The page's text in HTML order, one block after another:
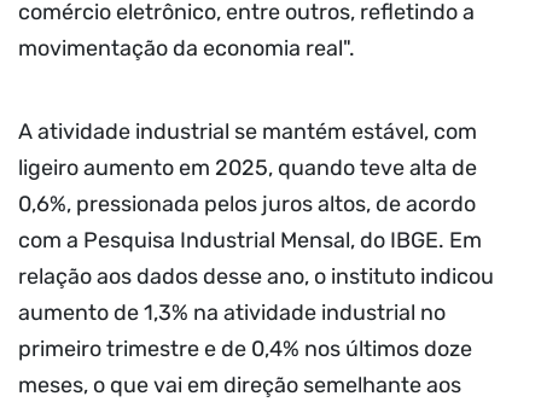
comércio eletrônico, entre outros, refletindo a
movimentação da economia real".
A atividade industrial se mantém estável, com
ligeiro aumento em 2025, quando teve alta de
0,6%, pressionada pelos juros altos, de acordo
com a Pesquisa Industrial Mensal, do IBGE. Em
relação aos dados desse ano, o instituto indicou
aumento de 1,3% na atividade industrial no
primeiro trimestre e de 0,4% nos últimos doze
meses, o que vai em direção semelhante aos